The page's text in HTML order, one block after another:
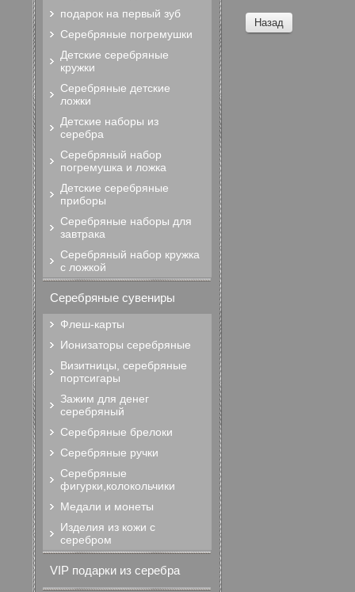
Назад
подарок на первый зуб
Серебряные погремушки
Детские серебряные
кружки
Серебряные детские
ложки
Детские наборы из
серебра
Серебряный набор
погремушка и ложка
Детские серебряные
приборы
Серебряные наборы для
завтрака
Серебряный набор кружка
с ложкой
Серебряные сувениры
Флеш-карты
Ионизаторы серебряные
Визитницы, серебряные
портсигары
Зажим для денег
серебряный
Серебряные брелоки
Серебряные ручки
Серебряные
фигурки,колокольчики
Медали и монеты
Изделия из кожи с
серебром
VIP подарки из серебра